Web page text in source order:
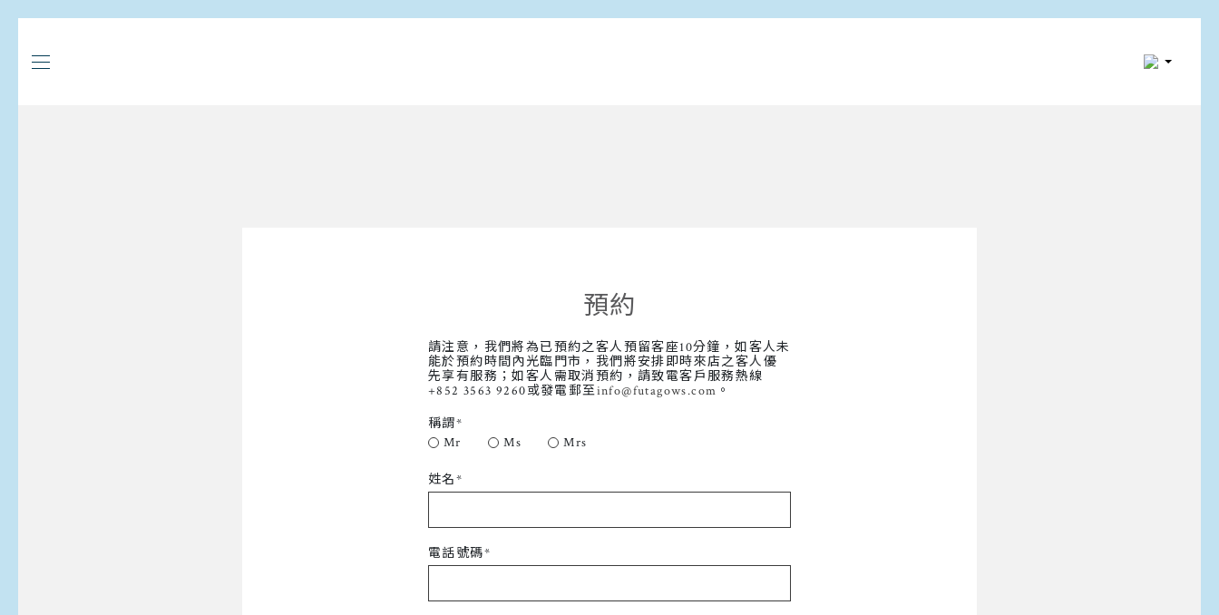
預約
請注意，我們將為已預約之客人預留客座10分鐘，如客人未
能於預約時間內光臨門市，我們將安排即時來店之客人優
先享有服務；如客人需取消預約，請致電客戶服務熱線
+852 3563 9260或發電郵至info@futagows.com 。
稱謂*
Mr
Ms Mrs
姓名*
電話號碼*